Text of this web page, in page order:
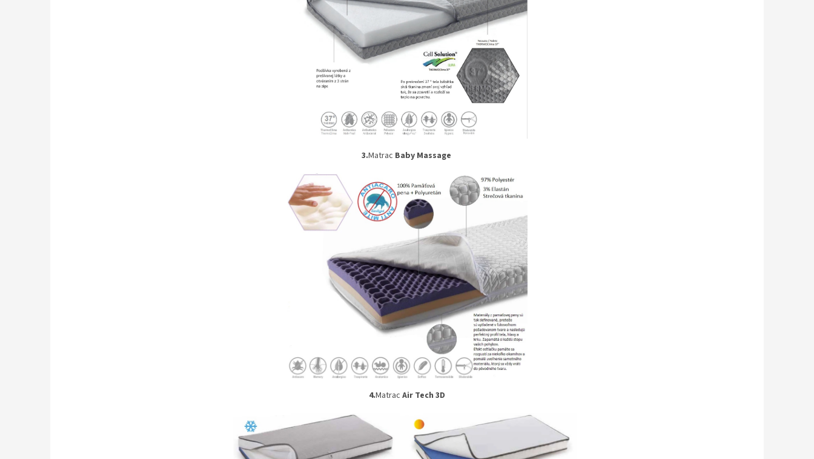
3.Matrac Baby Massage
4.Matrac Air Tech 3D